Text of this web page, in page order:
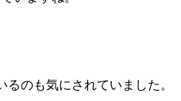
のも気にされていました。